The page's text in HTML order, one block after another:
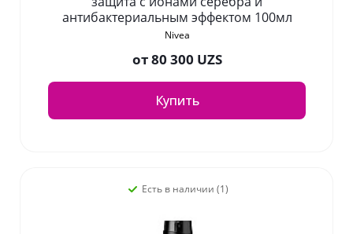
антибактериальным эффектом 100мл
Nivea
от80 300 UZS
Купить
Есть в наличии (1)